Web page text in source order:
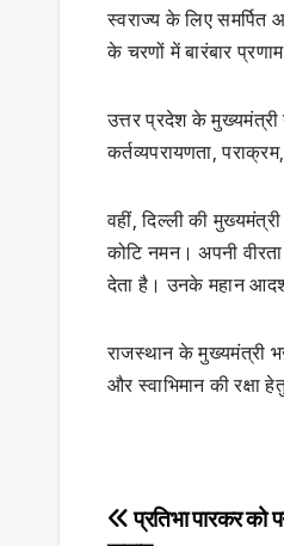
स्वराज्य के लिए समर्पित
के चरणों में बारंबार
उत्तर प्रदेश के मुख्यमंत्री
कर्तव्यपरायणता,
वहीं, दिल्ली की
कोटि नमन। अपनी
देता है। उनके महान
राजस्थान के मुख्यमंत्री
और स्वाभिमान की रक्षा
Post
प्रतिभा पारकर को